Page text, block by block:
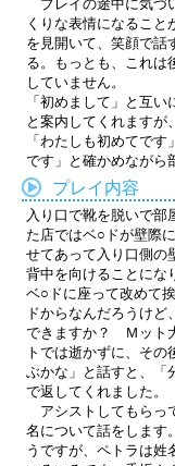
プレイの途中に気づ
くりな表情になること
を見開いて、笑顔で話
る。もっとも、これは
していません。
「初めまして」と互
と案内してくれますが
「わたしも初めてで
です」と確かめながら
プレイ内容
入り口で靴を脱いで部
た店ではベ○ドが壁際
せてあって入り口側の
背中を向けることにな
ベ○ドに座って改めて
ドからなんだろうけ
できますか？ Ｍット
トでは逝かずに、そ
ぶかな」と話すと、「
で返してくれました。
アシストしてもらっ
名について話をします
うですが、ペトラは姓